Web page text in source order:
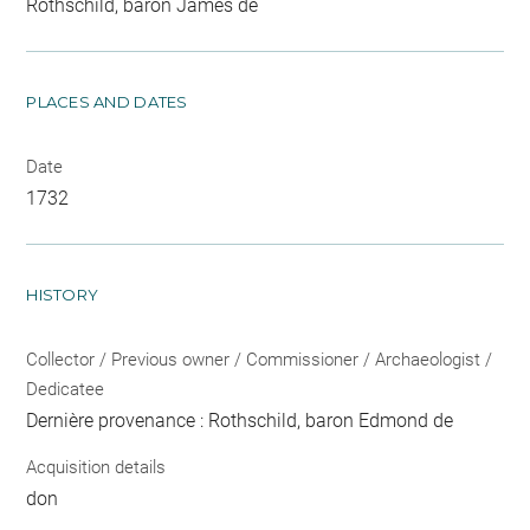
Rothschild, baron James de
PLACES AND DATES
Date
1732
HISTORY
Collector / Previous owner / Commissioner / Archaeologist /
Dedicatee
Dernière provenance : Rothschild, baron Edmond de
Acquisition details
don